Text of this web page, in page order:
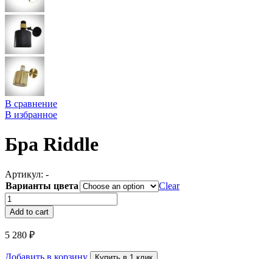
В сравнение
В избранное
Бра Riddle
Артикул: -
Варианты цвета
Clear
Бра
Riddle
quantity
Add to cart
5 280 ₽
Добавить в корзину